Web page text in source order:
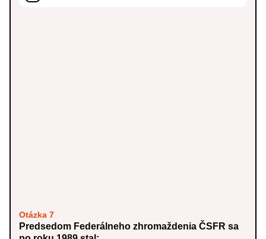
Otázka 7
Predsedom Federálneho zhromaždenia ČSFR sa